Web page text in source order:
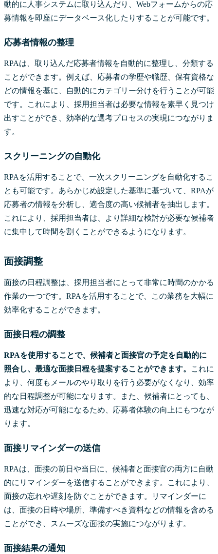
動的に人事システムに取り込んだり、Webフォームからの応
募情報を即座にデータベース化したりすることが可能です。
応募者情報の整理
RPAは、取り込んだ応募者情報を自動的に整理し、分類する
ことができます。例えば、応募者の学歴や職歴、保有資格な
どの情報を基に、自動的にカテゴリー分けを行うことが可能
です。これにより、採用担当者は必要な情報を素早く見つけ
出すことができ、効率的な選考プロセスの実現につながりま
す。
スクリーニングの自動化
RPAを活用することで、一次スクリーニングを自動化するこ
とも可能です。あらかじめ設定した基準に基づいて、RPAが
応募者の情報を分析し、適合度の高い候補者を抽出します。
これにより、採用担当者は、より詳細な検討が必要な候補者
に集中して時間を割くことができるようになります。
面接調整
面接の日程調整は、採用担当者にとって非常に時間のかかる
作業の一つです。RPAを活用することで、この業務を大幅に
効率化することができます。
面接日程の調整
RPAを使用することで、候補者と面接官の予定を自動的に
照合し、最適な面接日程を提案することができます。
これに
より、何度もメールのやり取りを行う必要がなくなり、効率
的な日程調整が可能になります。また、候補者にとっても、
迅速な対応が可能になるため、応募者体験の向上にもつなが
ります。
面接リマインダーの送信
RPAは、面接の前日や当日に、候補者と面接官の両方に自動
的にリマインダーを送信することができます。これにより、
面接の忘れや遅刻を防ぐことができます。リマインダーに
は、面接の日時や場所、準備すべき資料などの情報を含める
ことができ、スムーズな面接の実施につながります。
面接結果の通知